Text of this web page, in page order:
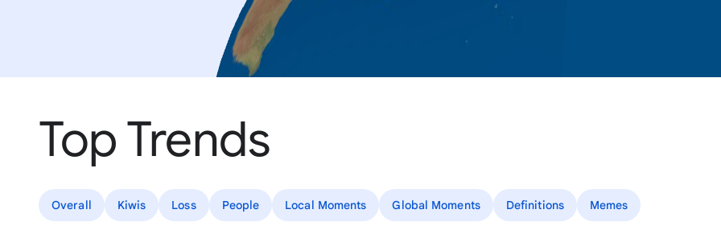
Top Trends
Overall Kiwis Loss People Local Moments Global Moments Definitions Memes